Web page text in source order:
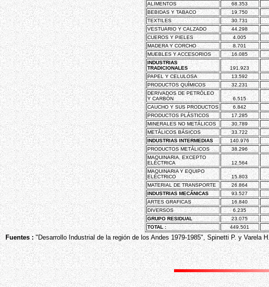
ALIMENTOS
68.353
BEBIDAS Y TABACO
19.750
TEXTILES
30.731
VESTUARIO Y CALZADO
44.298
CUEROS Y PIELES
4.005
MADERA Y CORCHO
8.701
MUEBLES Y ACCESORIOS
16.085
INDUSTRIAS
TRADICIONALES
191.923
PAPEL Y CELULOSA
13.592
PRODUCTOS QUÍMICOS
32.231
DERIVADOS DE PETRÓLEO
Y CARBÓN
6.515
CAUCHO Y SUS PRODUCTOS
6.842
PRODUCTOS PLÁSTICOS
17.285
MINERALES NO METÁLICOS
30.789
METÁLICOS BÁSICOS
33.722
INDUSTRIAS INTERMEDIAS
140.976
PRODUCTOS METÁLICOS
38.296
MAQUINARIA, EXCEPTO
ELÉCTRICA
12.564
MAQUINARIA Y EQUIPO
ELÉCTRICO
15.803
MATERIAL DE TRANSPORTE
26.864
INDUSTRIAS MECÁNICAS
93.527
ARTES GRAFICAS
16.840
DIVERSOS
6.235
GRUPO RESIDUAL
23.075
TOTAL :
449.501
Fuentes : "Desarrollo Industrial de la región de los Andes 1979-1985", Spinetti P. y Varela H.